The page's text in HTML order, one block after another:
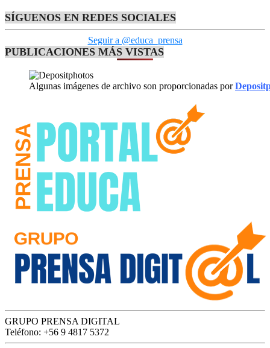
SÍGUENOS EN REDES SOCIALES
Seguir a @educa_prensa
PUBLICACIONES MÁS VISTAS
Algunas imágenes de archivo son proporcionadas por
GRUPO PRENSA DIGITAL
Teléfono: +56 9 4817 5372